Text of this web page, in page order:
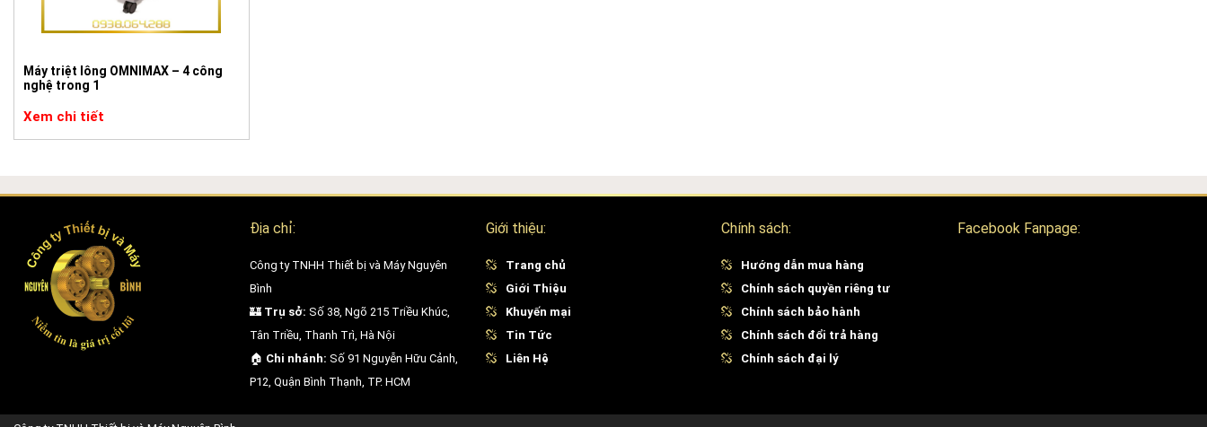
da mặt, triệt lông, và nhiều điều trị y
khoa thẩm mỹ.
Máy triệt lông OMNIMAX – 4 công
nghệ trong 1
Xem chi tiết
Địa chỉ:
Công ty TNHH Thiết bị và Máy Nguyên
Bình
🏰Trụ sở: Số 38, Ngõ 215 Triều Khúc,
Tân Triều, Thanh Trì, Hà Nội
🏠 Chi nhánh: Số 91 Nguyễn Hữu Cảnh,
P12, Quận Bình Thạnh, TP. HCM
Giới thiệu:
Trang chủ
Giới Thiệu
Khuyến mại
Tin Tức
Liên Hệ
Chính sách:
Hướng dẫn mua hàng
Chính sách quyền riêng tư
Chính sách bảo hành
Chính sách đổi trả hàng
Chính sách đại lý
Facebook Fanpage: